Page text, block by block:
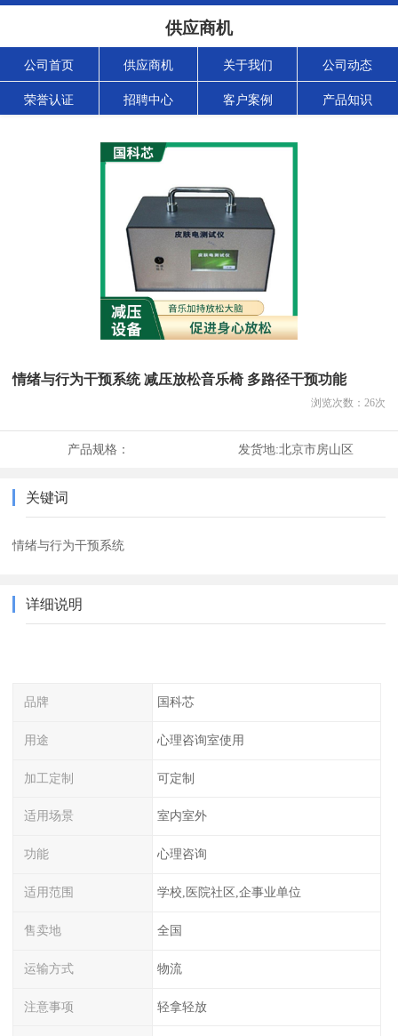
供应商机
公司首页 供应商机 关于我们 公司动态
荣誉认证 招聘中心 客户案例 产品知识
情绪与行为干预系统 减压放松音乐椅 多路径干预功能
浏览次数： 26次
产品规格： 发货地:北京市房山区
关键词
情绪与行为干预系统
详细说明
品牌 国科芯
用途 心理咨询室使用
加工定制 可定制
适用场景 室内室外
功能 心理咨询
适用范围 学校,医院社区,企事业单位
售卖地 全国
运输方式 物流
注意事项 轻拿轻放